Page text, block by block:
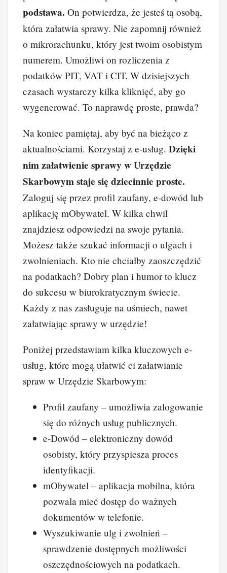
k
podstawa. On potwierdza, że jesteś tą osobą,
która załatwia sprawy. Nie zapomnij również
o mikrorachunku, który jest twoim osobistym
numerem. Umożliwi on rozliczenia z
podatków PIT, VAT i CIT. W dzisiejszych
czasach wystarczy kilka kliknięć, aby go
wygenerować. To naprawdę proste, prawda?
Na koniec pamiętaj, aby być na bieżąco z
aktualnościami. Korzystaj z e-usług. Dzięki
nim załatwienie sprawy w Urzędzie
Skarbowym staje się dziecinnie proste.
Zaloguj się przez profil zaufany, e-dowód lub
aplikację mObywatel. W kilka chwil
znajdziesz odpowiedzi na swoje pytania.
Możesz także szukać informacji o ulgach i
zwolnieniach. Kto nie chciałby zaoszczędzić
na podatkach? Dobry plan i humor to klucz
do sukcesu w biurokratycznym świecie.
Każdy z nas zasługuje na uśmiech, nawet
załatwiając sprawy w urzędzie!
Poniżej przedstawiam kilka kluczowych e-
usług, które mogą ułatwić ci załatwianie
spraw w Urzędzie Skarbowym:
Profil zaufany – umożliwia zalogowanie
się do różnych usług publicznych.
e-Dowód – elektroniczny dowód
osobisty, który przyspiesza proces
identyfikacji.
mObywatel – aplikacja mobilna, która
pozwala mieć dostęp do ważnych
dokumentów w telefonie.
Wyszukiwanie ulg i zwolnień –
sprawdzenie dostępnych możliwości
oszczędnościowych na podatkach.